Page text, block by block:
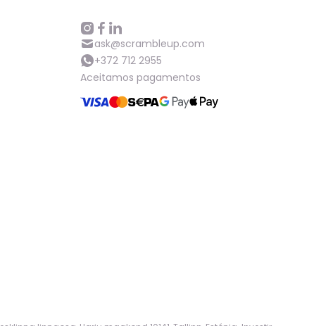
ask@scrambleup.com
+372 712 2955
Aceitamos pagamentos